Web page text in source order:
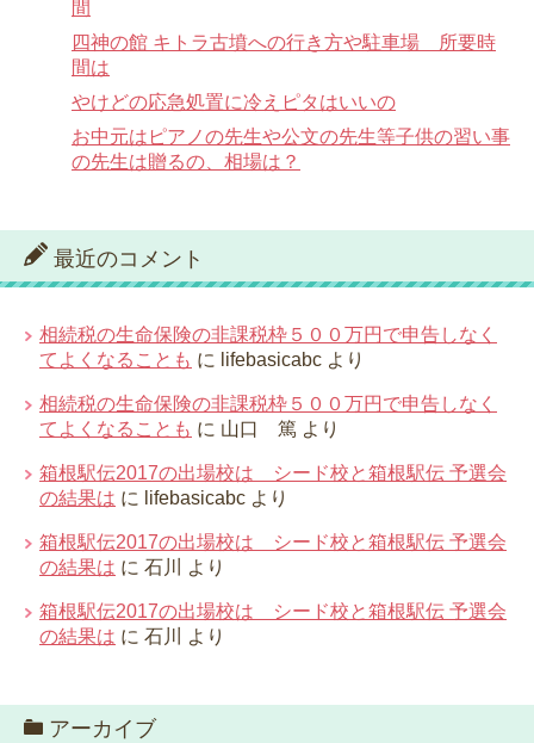
間
四神の館 キトラ古墳への行き方や駐車場 所要時
間は
やけどの応急処置に冷えピタはいいの
お中元はピアノの先生や公文の先生等子供の習い事
の先生は贈るの、相場は？
最近のコメント
相続税の生命保険の非課税枠５００万円で申告しなく
てよくなることも に lifebasicabc より
相続税の生命保険の非課税枠５００万円で申告しなく
てよくなることも に 山口 篤 より
箱根駅伝2017の出場校は シード校と箱根駅伝 予選会
の結果は に lifebasicabc より
箱根駅伝2017の出場校は シード校と箱根駅伝 予選会
の結果は に 石川 より
箱根駅伝2017の出場校は シード校と箱根駅伝 予選会
の結果は に 石川 より
アーカイブ